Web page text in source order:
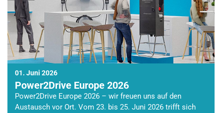
01. Juni 2026
Power2Drive Europe 2026
Power2Drive Europe 2026 – wir freuen uns auf den
Austausch vor Ort. Vom 23. bis 25. Juni 2026 trifft sich